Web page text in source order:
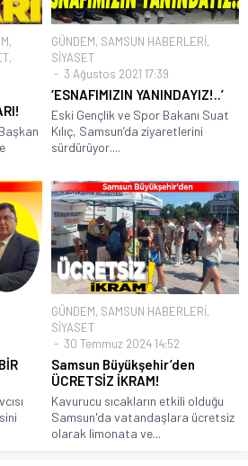
,
,
GÜNDEM, SAMSUN HABERLERİ,
SİYASET
3 Ağustos 2021 17:39
‘ESNAFIMIZIN YANINDAYIZ!..’
Eski Gençlik ve Spor Bakanı Suat
Kılıç, Samsun’da ziyaretlerini
sürdürüyor....
GÜNDEM, SAMSUN HABERLERİ,
SİYASET
30 Temmuz 2024 14:52
Samsun Büyükşehir’den
ÜCRETSİZ İKRAM!
Kavurucu sıcakların etkili olduğu
Samsun'da vatandaşlara ücretsiz
olarak limonata ve...